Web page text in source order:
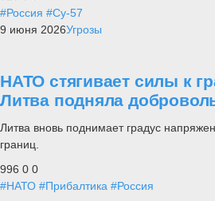
#Россия #Су-57
9 июня 2026Угрозы
НАТО стягивает силы к
Литва подняла
Литва вновь поднимает градус
границ.
996 0 0
#НАТО #Прибалтика #Россия